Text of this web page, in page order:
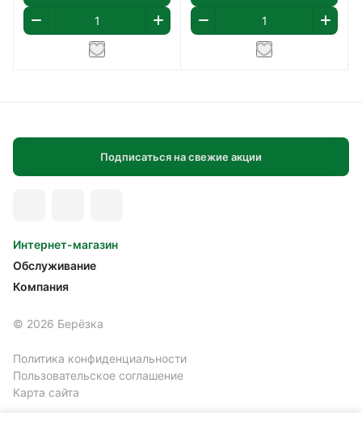
Подписаться на свежие акции
Интернет-магазин
Обслуживание
Компания
© 2026 Берёзка
Политика конфиденциальности
Пользовательское соглашение
Карта сайта